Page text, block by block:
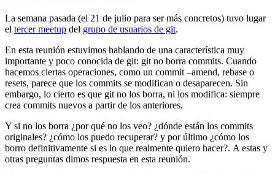
La semana pasada (el 21 de julio para ser más concretos) tuvo lugar
el tercer meetup del grupo de usuarios de git.
En esta reunión estuvimos hablando de una característica muy
importante y poco conocida de git: git no borra commits. Cuando
hacemos ciertas operaciones, como un commit –amend, rebase o
resets, parece que los commits se modifican o desaparecen. Sin
embargo, lo cierto es que git no los borra, ni los modifica: siempre
crea commits nuevos a partir de los anteriores.
Y si no los borra ¿por qué no los veo? ¿dónde están los commits
originales? ¿cómo los puedo recuperar? y por último ¿cómo los
borro definitivamente si es lo que realmente quiero hacer?. A estas y
otras preguntas dimos respuesta en esta reunión.